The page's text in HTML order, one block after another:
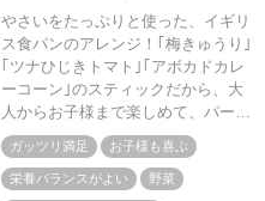
修：管理栄養士/フードコー
ディネーターりさ｣
やさいをたっぷりと使った、イギリ
ス食パンのアレンジ！｢梅きゅうり｣
｢ツナひじきトマト｣｢アボカドカレ
ーコーン｣のスティックだから、大
人からお子様まで楽しめて、パーテ
ィーにおすすめです。
ガッツリ満足 お子様も喜ぶ
栄養バランスがよい 野菜